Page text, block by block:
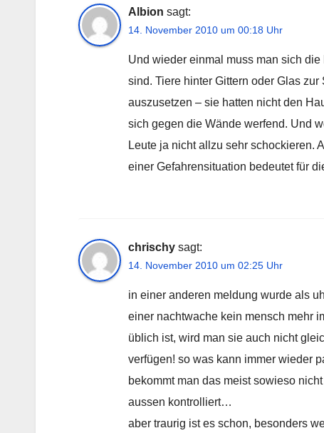
Albion sagt:
14. November 2010 um 00:18 Uhr
Und wieder einmal muss man sich
sind. Tiere hinter Gittern oder Glas
auszusetzen – sie hatten nicht den
sich gegen die Wände werfend. Und
Leute ja nicht allzu sehr schockieren.
einer Gefahrensituation bedeutet für
chrischy sagt:
14. November 2010 um 02:25 Uhr
in einer anderen meldung wurde als
einer nachtwache kein mensch mehr
üblich ist, wird man sie auch nicht
verfügen! so was kann immer wieder
bekommt man das meist sowieso
aussen kontrolliert…
aber traurig ist es schon, besonders